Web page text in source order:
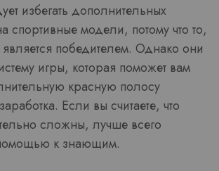
избегать дополнительных
спортивные модели, потому что то,
является победителем. Однако они
игры, которая поможет вам
красную полосу
Если вы считаете, что
сложны, лучше всего
к знающим.